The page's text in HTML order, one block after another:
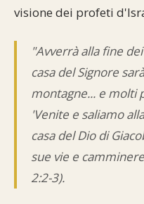
visione dei profeti
"Avverrà alla fine
casa del Signore
montagne... e molti
'Venite e saliamo
casa del Dio di
sue vie e
2:2-3).